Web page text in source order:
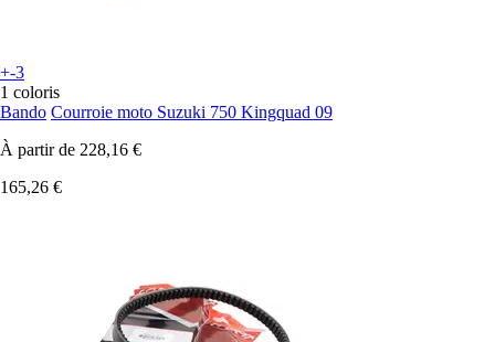
+-3
1 coloris
Bando Courroie moto Suzuki 750 Kingquad 09
À partir de 228,16 €
165,26 €